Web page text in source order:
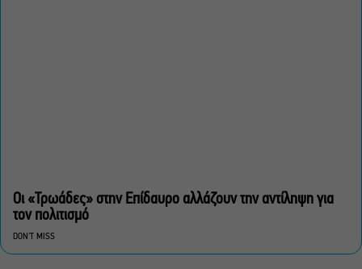
Οι «Τρωάδες» στην Επίδαυρο αλλάζουν την αντίληψη για
τον πολιτισμό
DON'T MISS